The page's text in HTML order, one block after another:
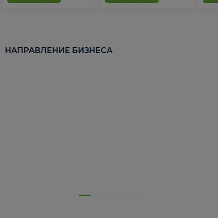
НАПРАВЛЕНИЕ БИЗНЕСА